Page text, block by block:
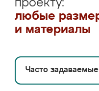
проекту:
любые
и материалы
Часто